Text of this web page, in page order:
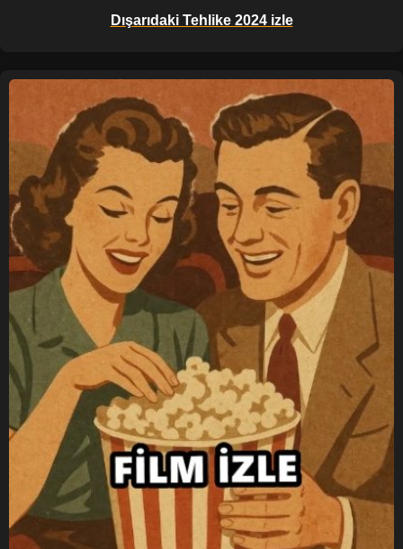
Dışarıdaki Tehlike 2024 izle